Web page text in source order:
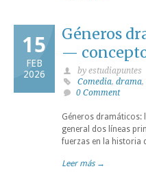
15
FEB
2026
Géneros
—
by estudiapuntes
Comedia, drama,
0 Comment
Géneros dramáticos:
general dos líneas
fuerzas en la historia
Leer más →